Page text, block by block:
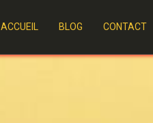
ACCUEIL BLOG CONTACT